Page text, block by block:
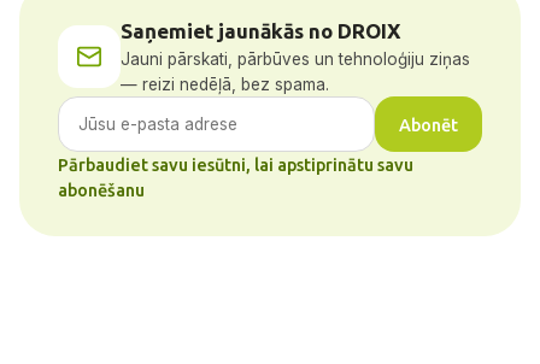
Saņemiet jaunākās no DROIX
Jauni pārskati, pārbūves un tehnoloģiju ziņas
— reizi nedēļā, bez spama.
Abonēt
Pārbaudiet savu iesūtni, lai apstiprinātu savu
abonēšanu